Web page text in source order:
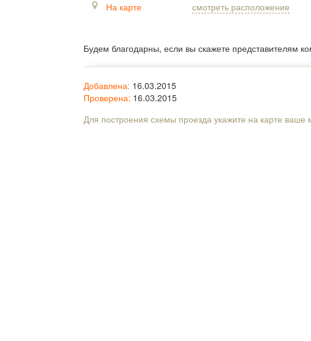
На карте
смотреть расположение
Будем благодарны, если вы скажете представителям
Добавлена: 16.03.2015
Проверена: 16.03.2015
Для построения схемы проезда укажите на карте ваше